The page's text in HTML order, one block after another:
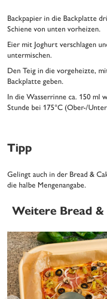
Backpapier in die Backplatte
Schiene von unten vorheizen.
Eier mit Joghurt verschlagen
untermischen.
Den Teig in die vorgeheizte,
Backplatte geben.
In die Wasserrinne ca. 150 ml
Stunde bei 175°C (Ober-/
Tipp
Gelingt auch in der Bread &
die halbe Mengenangabe.
Weitere Bread